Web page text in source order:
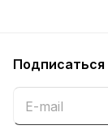
Подписаться